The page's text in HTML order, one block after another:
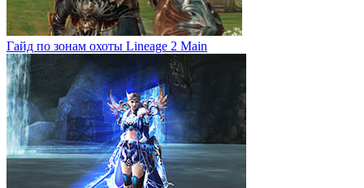
Гайд по зонам охоты Lineage 2 Main